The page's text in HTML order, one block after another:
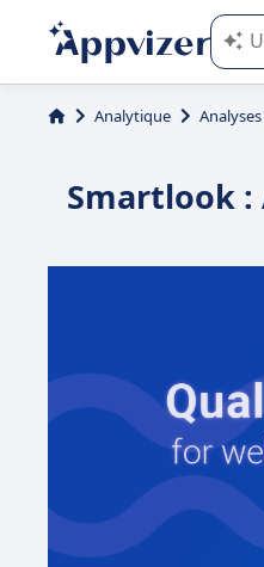
Analytique
Smartlook